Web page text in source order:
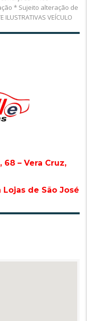
* Sujeito alteração de
VEÍCULO
68 – Vera Cruz,
de São José